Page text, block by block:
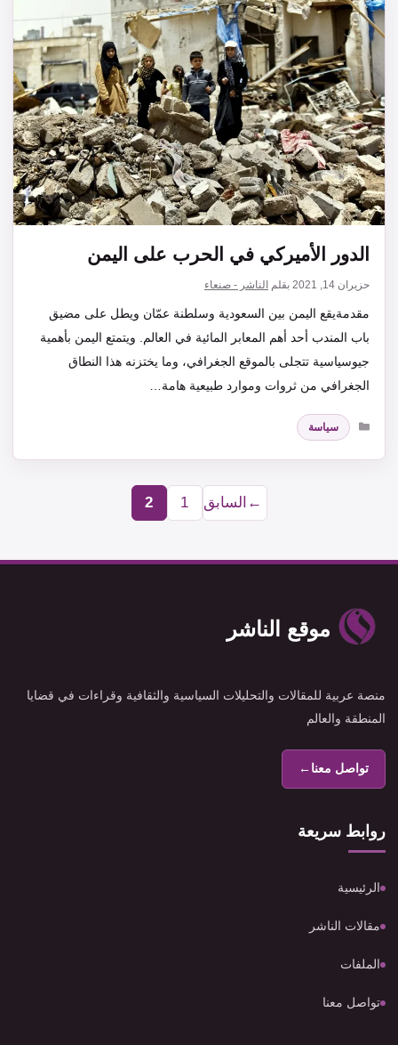
الدور الأميركي في الحرب على اليمن
حزيران 14, 2021 بقلم الناشر - صنعاء
مقدمةيقع اليمن بين السعودية وسلطنة عمّان ويطل على مضيق
باب المندب أحد أهم المعابر المائية في العالم. ويتمتع اليمن بأهمية
جيوسياسية تتجلى بالموقع الجغرافي، وما يختزنه هذا النطاق
الجغرافي من ثروات وموارد طبيعية هامة…
التصنيفات
سياسة
← السابق
Page
1
Page
2
موقع الناشر
منصة عربية للمقالات والتحليلات السياسية والثقافية وقراءات في قضايا
المنطقة والعالم
تواصل معنا←
روابط سريعة
الرئيسية
مقالات الناشر
الملفات
تواصل معنا